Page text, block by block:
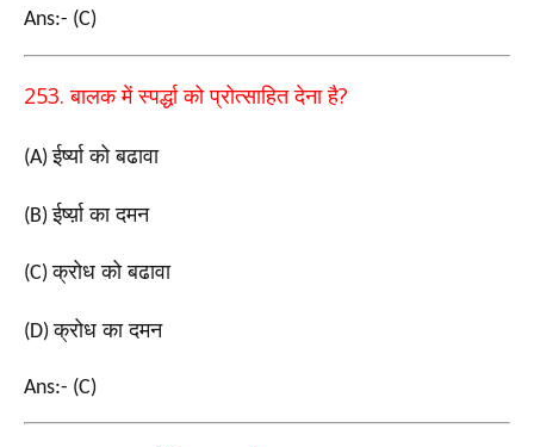
Ans:- (C)
253.बालक में स्पर्द्धा को प्रोत्साहित देना है?
(A)ईर्ष्या को बढावा
(B)ईर्ष्य़ा का दमन
(C)क्रोध को बढावा
(D)क्रोध का दमन
Ans:- (C)